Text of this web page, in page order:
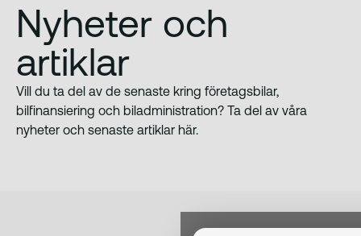
Nyheter och
artiklar
Vill du ta del av de senaste kring företagsbilar,
bilfinansiering och biladministration? Ta del av våra
nyheter och senaste artiklar här.